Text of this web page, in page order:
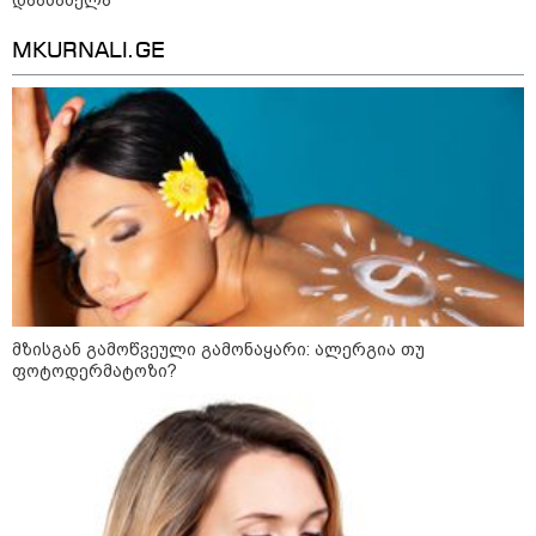
საზოგადოება
21:03 / 05-08-2026
რამ გამოიწვია საქართველოს
MKURNALI.GE
მზისგან გამოწვეული გამონაყარი: ალერგია თუ
ფოტოდერმატოზი?